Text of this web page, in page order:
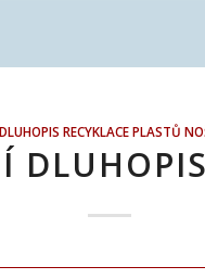
DLUHOPIS RECYKLACE PLASTŮ